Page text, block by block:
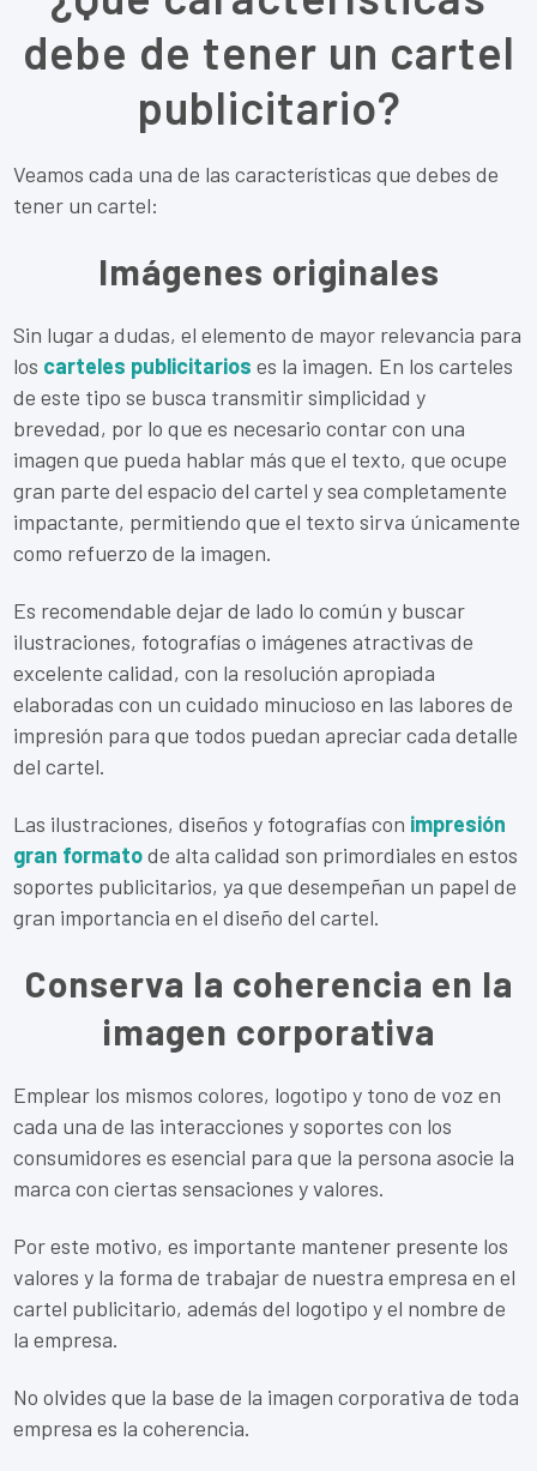
debe de tener un cartel
publicitario?
Veamos cada una de las características que debes de
tener un cartel:
Imágenes originales
Sin lugar a dudas, el elemento de mayor relevancia para
los carteles publicitarios es la imagen. En los carteles
de este tipo se busca transmitir simplicidad y
brevedad, por lo que es necesario contar con una
imagen que pueda hablar más que el texto, que ocupe
gran parte del espacio del cartel y sea completamente
impactante, permitiendo que el texto sirva únicamente
como refuerzo de la imagen.
Es recomendable dejar de lado lo común y buscar
ilustraciones, fotografías o imágenes atractivas de
excelente calidad, con la resolución apropiada
elaboradas con un cuidado minucioso en las labores de
impresión para que todos puedan apreciar cada detalle
del cartel.
Las ilustraciones, diseños y fotografías con impresión
gran formatode alta calidad son primordiales en estos
soportes publicitarios, ya que desempeñan un papel de
gran importancia en el diseño del cartel.
Conserva la coherencia en la
imagen corporativa
Emplear los mismos colores, logotipo y tono de voz en
cada una de las interacciones y soportes con los
consumidores es esencial para que la persona asocie la
marca con ciertas sensaciones y valores.
Por este motivo, es importante mantener presente los
valores y la forma de trabajar de nuestra empresa en el
cartel publicitario, además del logotipo y el nombre de
la empresa.
No olvides que la base de la imagen corporativa de toda
empresa es la coherencia.